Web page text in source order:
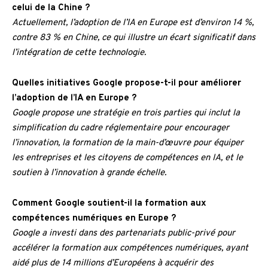
celui de la Chine ?
Actuellement, l’adoption de l’IA en Europe est d’environ 14 %,
contre 83 % en Chine, ce qui illustre un écart significatif dans
l’intégration de cette technologie.
Quelles initiatives Google propose-t-il pour améliorer
l’adoption de l’IA en Europe ?
Google propose une stratégie en trois parties qui inclut la
simplification du cadre réglementaire pour encourager
l’innovation, la formation de la main-d’œuvre pour équiper
les entreprises et les citoyens de compétences en IA, et le
soutien à l’innovation à grande échelle.
Comment Google soutient-il la formation aux
compétences numériques en Europe ?
Google a investi dans des partenariats public-privé pour
accélérer la formation aux compétences numériques, ayant
aidé plus de 14 millions d’Européens à acquérir des